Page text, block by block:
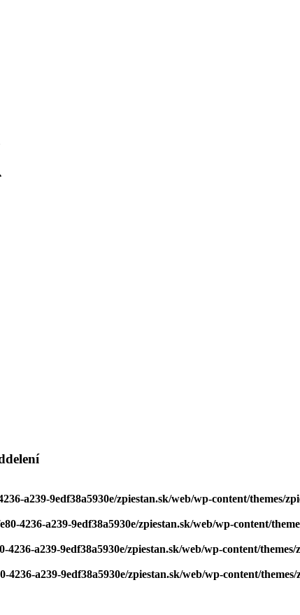
a239-9edf38a5930e/zpiestan.sk/web/wp-content/themes/
4236-a239-9edf38a5930e/zpiestan.sk/web/wp-content/
4236-a239-9edf38a5930e/zpiestan.sk/web/wp-content/
4236-a239-9edf38a5930e/zpiestan.sk/web/wp-content/